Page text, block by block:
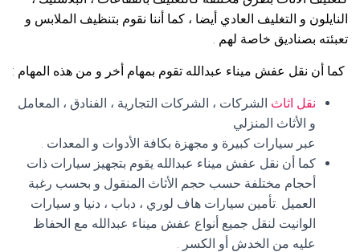
النايلون و التغليف العادي أيضا ، كما أننا نقوم بتنظيف الملابس و
تعبئته بصناديق خاصة لهم .
كما أن نقل عفش ميناء عبدالله تقوم بمهام أخر و من هذه المهام :
نقل اثاث الشركات ، الشركات التجارية ، الفنادق ، المعامل
و الأثاث المنزلي
عبر سيارات كبيرة و مجهزة بكافة الأدوات و المعدات .
كما أن نقل عفش ميناء عبدالله يقوم بتجهيز سيارات ذات
أحجام مختلفة حسب حجم الأثاث المنقول و بحسب رغبة
العميل .تأمين سيارات هاف لوري ، دباب ، دنيا و سيارات
الوانيت لنقل جميع أنواع عفش ميناء عبدالله مع الحفاظ
عليه من الخدش أو الكسر .